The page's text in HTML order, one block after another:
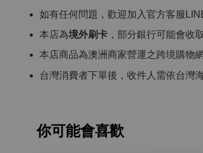
如有任何問題，歡迎加入官方客服
本店為境外刷卡 ，部分銀行可能會收取
本店商品為澳洲商家營運之跨境購物
台灣消費者下單後，收件人需依台灣
你可能會喜歡